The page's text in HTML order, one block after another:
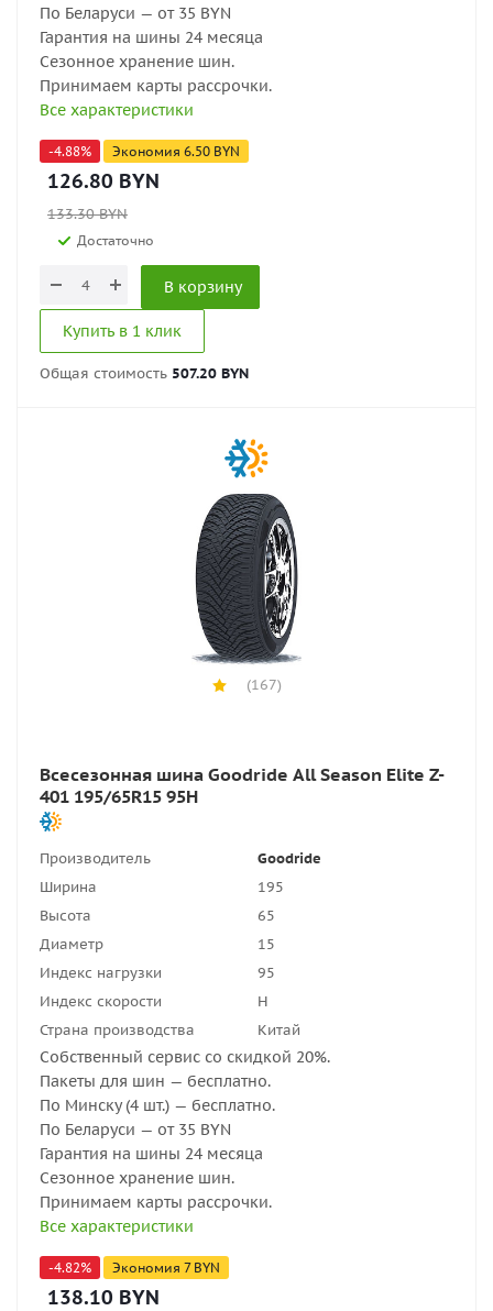
По Беларуси — от 35 BYN
Гарантия на шины 24 месяца
Сезонное хранение шин.
Принимаем карты рассрочки.
Все характеристики
-4.88% Экономия 6.50 BYN
126.80 BYN
133.30BYN
Достаточно
В корзину
Купить в 1 клик
Общая стоимость 507.20 BYN
(167)
Всесезонная шина Goodride All Season Elite Z-
401 195/65R15 95H
Производитель
Goodride
Ширина
195
Высота
65
Диаметр
15
Индекс нагрузки
95
Индекс скорости
H
Страна производства
Китай
Собственный сервис со скидкой 20%.
Пакеты для шин — бесплатно.
По Минску (4 шт.) — бесплатно.
По Беларуси — от 35 BYN
Гарантия на шины 24 месяца
Сезонное хранение шин.
Принимаем карты рассрочки.
Все характеристики
-4.82% Экономия 7BYN
138.10 BYN